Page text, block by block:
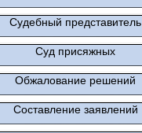
Судебный представитель
Суд присяжных
Обжалование решений
Составление заявлений